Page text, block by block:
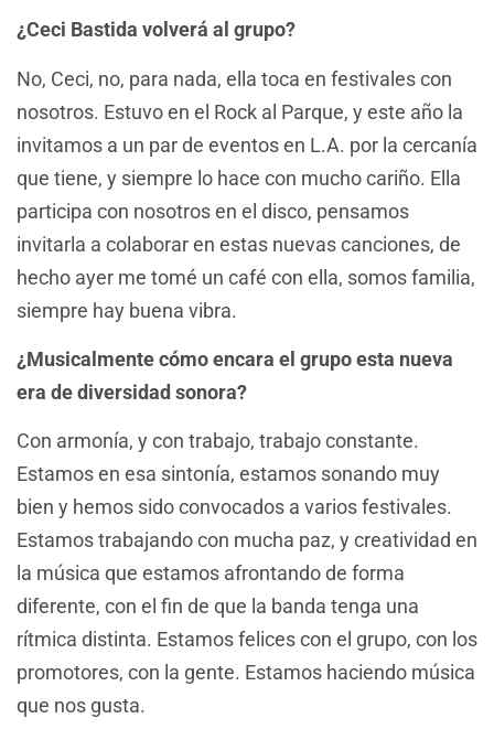
¿Ceci Bastida volverá al grupo?
No, Ceci, no, para nada, ella toca en festivales con
nosotros. Estuvo en el Rock al Parque, y este año la
invitamos a un par de eventos en L.A. por la cercanía
que tiene, y siempre lo hace con mucho cariño. Ella
participa con nosotros en el disco, pensamos
invitarla a colaborar en estas nuevas canciones, de
hecho ayer me tomé un café con ella, somos familia,
siempre hay buena vibra.
¿Musicalmente cómo encara el grupo esta nueva
era de diversidad sonora?
Con armonía, y con trabajo, trabajo constante.
Estamos en esa sintonía, estamos sonando muy
bien y hemos sido convocados a varios festivales.
Estamos trabajando con mucha paz, y creatividad en
la música que estamos afrontando de forma
diferente, con el fin de que la banda tenga una
rítmica distinta. Estamos felices con el grupo, con los
promotores, con la gente. Estamos haciendo música
que nos gusta.